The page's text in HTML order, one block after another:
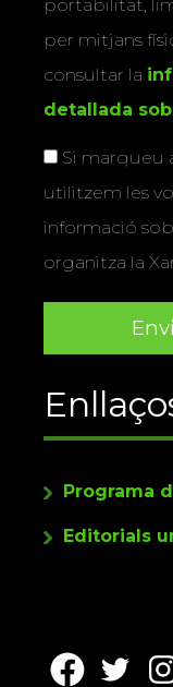
portabilitat,
per mitjans
consultar la
detallada
Si marqueu
utilitzem les
informació
organitza la
Programa
Editorials